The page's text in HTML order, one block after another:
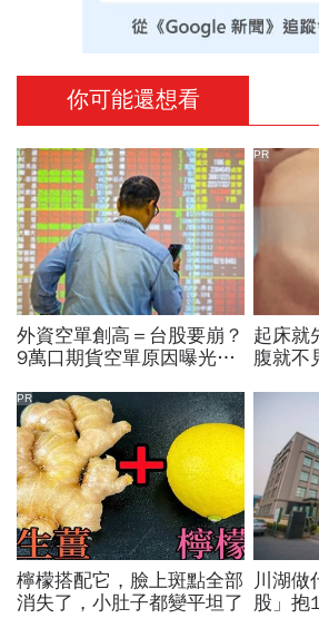
你可能還想看
外資空單創高＝台股要崩？
9萬口期貨空單原因曝光！
「快換9檔AI飆股」賺Q3大
行情
起床就
腹就不
PR
檸檬搭配它，臉上斑點全部
消失了，小肚子都變平坦了
PR
川湖做
股」抱
產鐵